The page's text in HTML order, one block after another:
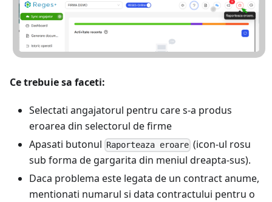
Ce trebuie sa faceti:
Selectati angajatorul pentru care s-a produs
eroarea din selectorul de firme
Apasati butonul Raporteaza eroare (icon-ul rosu
sub forma de gargarita din meniul dreapta-sus).
Daca problema este legata de un contract anume,
mentionati numarul si data contractului pentru o